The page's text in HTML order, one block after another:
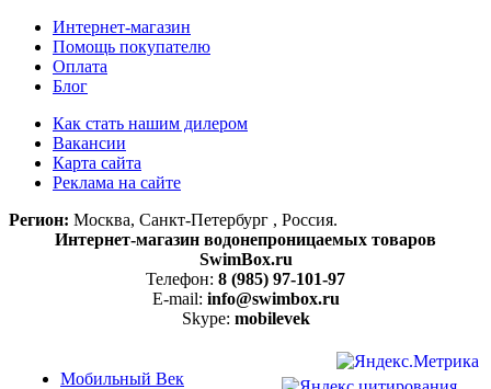
Интернет-магазин
Помощь покупателю
Оплата
Блог
Как стать нашим дилером
Вакансии
Карта сайта
Реклама на сайте
Регион: Москва, Санкт-Петербург , Россия.
Интернет-магазин водонепроницаемых товаров
SwimBox.ru
Телефон: 8 (985) 97-101-97
E-mail: info@swimbox.ru
Skype: mobilevek
Мобильный Век